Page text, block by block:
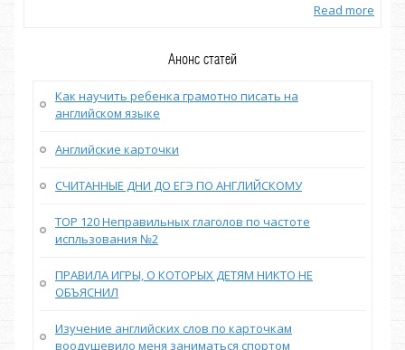
Read more
Анонс статей
Как научить ребенка грамотно писать на
английском языке
Английские карточки
СЧИТАННЫЕ ДНИ ДО ЕГЭ ПО АНГЛИЙСКОМУ
TOP 120 Неправильных глаголов по частоте
испльзования №2
ПРАВИЛА ИГРЫ, О КОТОРЫХ ДЕТЯМ НИКТО НЕ
ОБЪЯСНИЛ
Изучение английских слов по карточкам
воодушевило меня заниматься спортом